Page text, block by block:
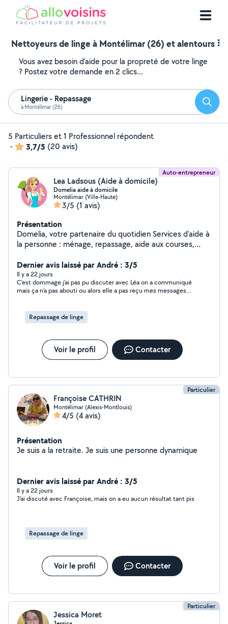
Nettoyeurs de linge à Montélimar (26) et alentours
Vous avez besoin d'aide pour la propreté de votre linge
? Postez votre demande en 2 clics...
Lingerie - Repassage
à Montélimar (26)
5 Particuliers et 1 Professionnel répondent
-
3,7/5 (20 avis)
Auto-entrepreneur
Lea Ladsous (Aide à domicile)
Domelia aide à domicile
Montélimar (Ville-Haute)
3/5 (1 avis)
Présentation
Domelia, votre partenaire du quotidien Services d'aide à
la personne : ménage, repassage, aide aux courses,
Sérieuse, ponctuelle et à l'écoute, je m'adapte à vos
besoins pour vous simplifier la vie au quotidien.
Intervention sur Montélimar
Dernier avis laissé par André : 3/5
Il y a 22 jours
C’est dommage j’ai pas pu discuter avec Léa on a communiqué
mais ça n’a pas abouti ou alors elle a pas reçu mes messages
Repassage de linge
Voir le profil Contacter
Particulier
Françoise CATHRIN
Montélimar (Alexis-Montlouis)
4/5 (4 avis)
Présentation
Je suis a la retraite. Je suis une personne dynamique
Dernier avis laissé par André : 3/5
Il y a 22 jours
J’ai discuté avec Françoise, mais on a eu aucun résultat tant pis
Repassage de linge
Voir le profil Contacter
Particulier
Jessica Moret